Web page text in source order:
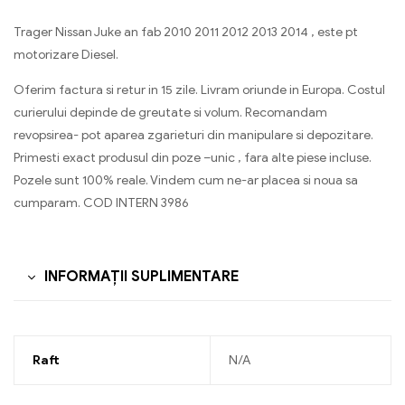
Trager Nissan Juke an fab 2010 2011 2012 2013 2014 , este pt
motorizare Diesel.
Oferim factura si retur in 15 zile. Livram oriunde in Europa. Costul
curierului depinde de greutate si volum. Recomandam
revopsirea- pot aparea zgarieturi din manipulare si depozitare.
Primesti exact produsul din poze –unic , fara alte piese incluse.
Pozele sunt 100% reale. Vindem cum ne-ar placea si noua sa
cumparam. COD INTERN 3986
INFORMAȚII SUPLIMENTARE
Raft N/A